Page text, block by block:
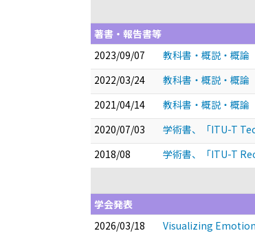
著書・報告書等
2023/09/07
教科書・概説・概論
2022/03/24
教科書・概説・概論
2021/04/14
教科書・概説・概論
2020/07/03
学術書、「ITU-T
2018/08
学術書、「ITU-T
学会発表
2026/03/18
Visualizing